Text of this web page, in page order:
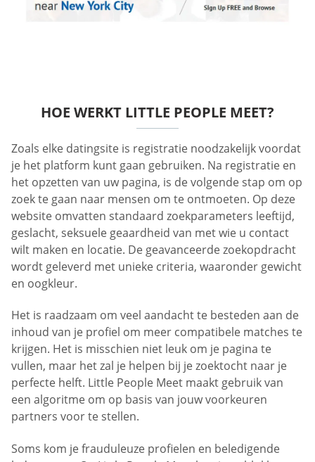
HOE WERKT LITTLE PEOPLE MEET?
Zoals elke datingsite is registratie noodzakelijk voordat
je het platform kunt gaan gebruiken. Na registratie en
het opzetten van uw pagina, is de volgende stap om op
zoek te gaan naar mensen om te ontmoeten. Op deze
website omvatten standaard zoekparameters leeftijd,
geslacht, seksuele geaardheid van met wie u contact
wilt maken en locatie. De geavanceerde zoekopdracht
wordt geleverd met unieke criteria, waaronder gewicht
en oogkleur.
Het is raadzaam om veel aandacht te besteden aan de
inhoud van je profiel om meer compatibele matches te
krijgen. Het is misschien niet leuk om je pagina te
vullen, maar het zal je helpen bij je zoektocht naar je
perfecte helft. Little People Meet maakt gebruik van
een algoritme om op basis van jouw voorkeuren
partners voor te stellen.
Soms kom je frauduleuze profielen en beledigende